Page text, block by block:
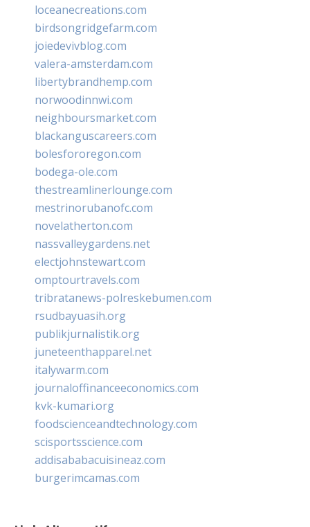
loceanecreations.com
birdsongridgefarm.com
joiedevivblog.com
valera-amsterdam.com
libertybrandhemp.com
norwoodinnwi.com
neighboursmarket.com
blackanguscareers.com
bolesfororegon.com
bodega-ole.com
thestreamlinerlounge.com
mestrinorubanofc.com
novelatherton.com
nassvalleygardens.net
electjohnstewart.com
omptourtravels.com
tribratanews-polreskebumen.com
rsudbayuasih.org
publikjurnalistik.org
juneteenthapparel.net
italywarm.com
journaloffinanceeconomics.com
kvk-kumari.org
foodscienceandtechnology.com
scisportsscience.com
addisababacuisineaz.com
burgerimcamas.com